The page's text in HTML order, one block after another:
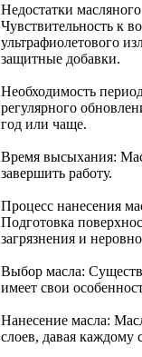
Недостатки
Чувствительность к
ультрафиолетового
защитные добавки.
Необходимость
регулярного
год или чаще.
Время высыхания:
завершить работу.
Процесс нанесения
Подготовка
загрязнения и
Выбор масла:
имеет свои
Нанесение масла:
слоев, давая каждому